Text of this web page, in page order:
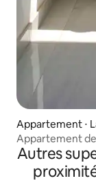
Appartement ⋅
Appartement
Autres